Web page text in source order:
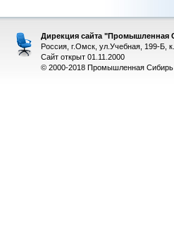
Дирекция сайта "Промышленная
Россия, г.Омск, ул.Учебная, 199-Б,
Сайт открыт 01.11.2000
© 2000-2018 Промышленная Сибирь